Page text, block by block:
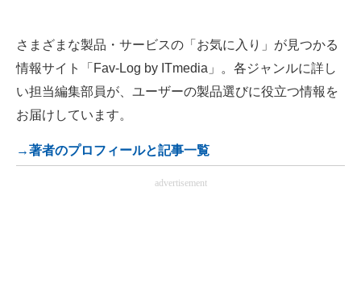
さまざまな製品・サービスの「お気に入り」が見つかる
情報サイト「Fav-Log by ITmedia」。各ジャンルに詳し
い担当編集部員が、ユーザーの製品選びに役立つ情報を
お届けしています。
→著者のプロフィールと記事一覧
advertisement